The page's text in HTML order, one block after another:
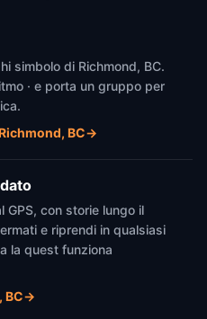
simbolo di Richmond, BC.
· e porta un gruppo per
BC→
GPS, con storie lungo il
e riprendi in qualsiasi
la quest funziona
BC→